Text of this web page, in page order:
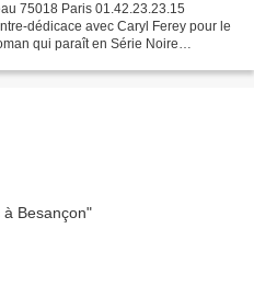
75018 Paris 01.42.23.23.15
dédicace avec Caryl Ferey pour le
qui paraît en Série Noire